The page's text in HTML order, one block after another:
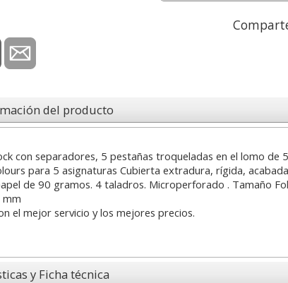
del producto
con separadores, 5 pestañas troqueladas en el lomo de
para 5 asignaturas Cubierta extradura, rígida,
de 90 gramos. 4 taladros. Microperforado . Tamaño
mm
el mejor servicio y los mejores precios.
y Ficha técnica
Cartucho HP 304XL -
302XL Tricolor alta
capacidad deskjet
HP 950XL - Cartucho
para Officejet Pro